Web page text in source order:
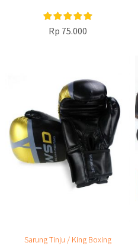
Rp 75.000
Sarung Tinju / King Boxing